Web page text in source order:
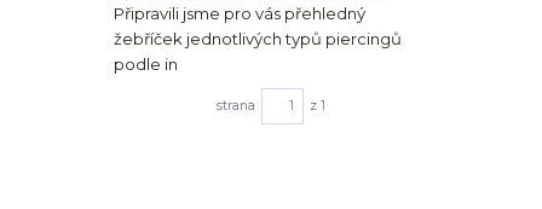
Připravili jsme pro vás přehledný
žebříček jednotlivých typů piercingů
podle in
strana z 1